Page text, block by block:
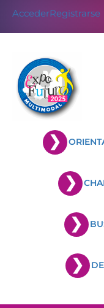
content
AccederRegistrarse